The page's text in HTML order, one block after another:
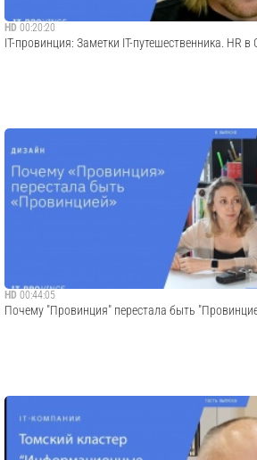
HD 00:20:20
IT-провинция: Заметки IT-путешественника. HR
HD 00:44:05
Почему "Провинция" перестала быть